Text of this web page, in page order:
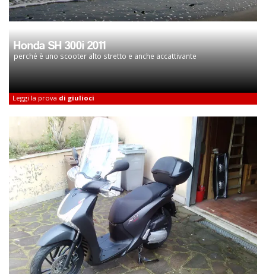
Honda SH 300i 2011
perché è uno scooter alto stretto e anche accattivante
Leggi la prova di giulioci